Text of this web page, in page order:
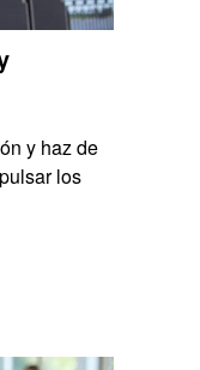
y haz de
los